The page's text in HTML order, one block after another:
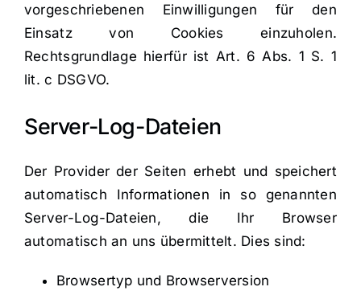
vorgeschriebenen Einwilligungen für den
Einsatz von Cookies einzuholen.
Rechtsgrundlage hierfür ist Art. 6 Abs. 1 S. 1
lit. c DSGVO.
Server-Log-Dateien
Der Provider der Seiten erhebt und speichert
automatisch Informationen in so genannten
Server-Log-Dateien, die Ihr Browser
automatisch an uns übermittelt. Dies sind:
Browsertyp und Browserversion